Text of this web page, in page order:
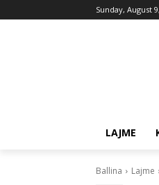
Sunday, August
LAJME
Ballina Lajme